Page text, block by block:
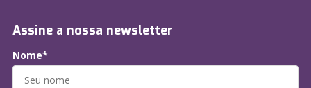
Assine a nossa newsletter
Nome*